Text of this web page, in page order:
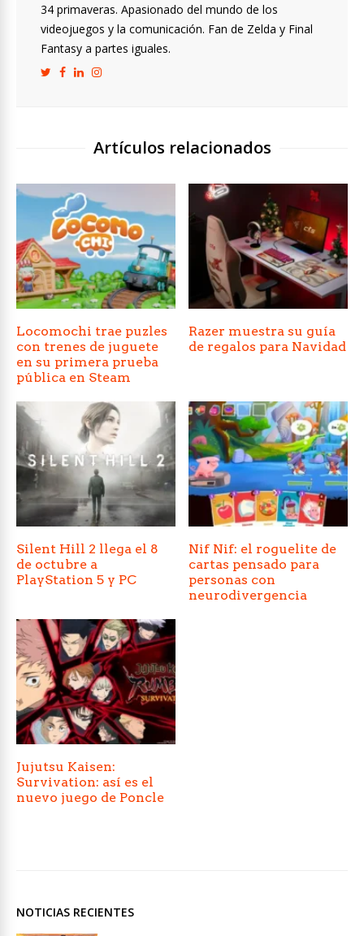
34 primaveras. Apasionado del mundo de los
videojuegos y la comunicación. Fan de Zelda y Final
Fantasy a partes iguales.
Artículos relacionados
Locomochi trae puzles
con trenes de juguete
en su primera prueba
pública en Steam
Razer muestra su guía
de regalos para Navidad
Silent Hill 2 llega el 8
de octubre a
PlayStation 5 y PC
Nif Nif: el roguelite de
cartas pensado para
personas con
neurodivergencia
Jujutsu Kaisen:
Survivation: así es el
nuevo juego de Poncle
NOTICIAS RECIENTES